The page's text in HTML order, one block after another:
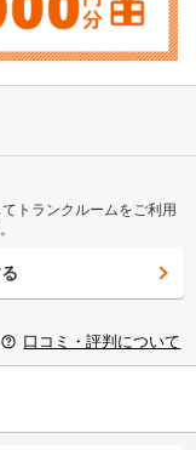
トランクルームをご利用
口コミ・評判について